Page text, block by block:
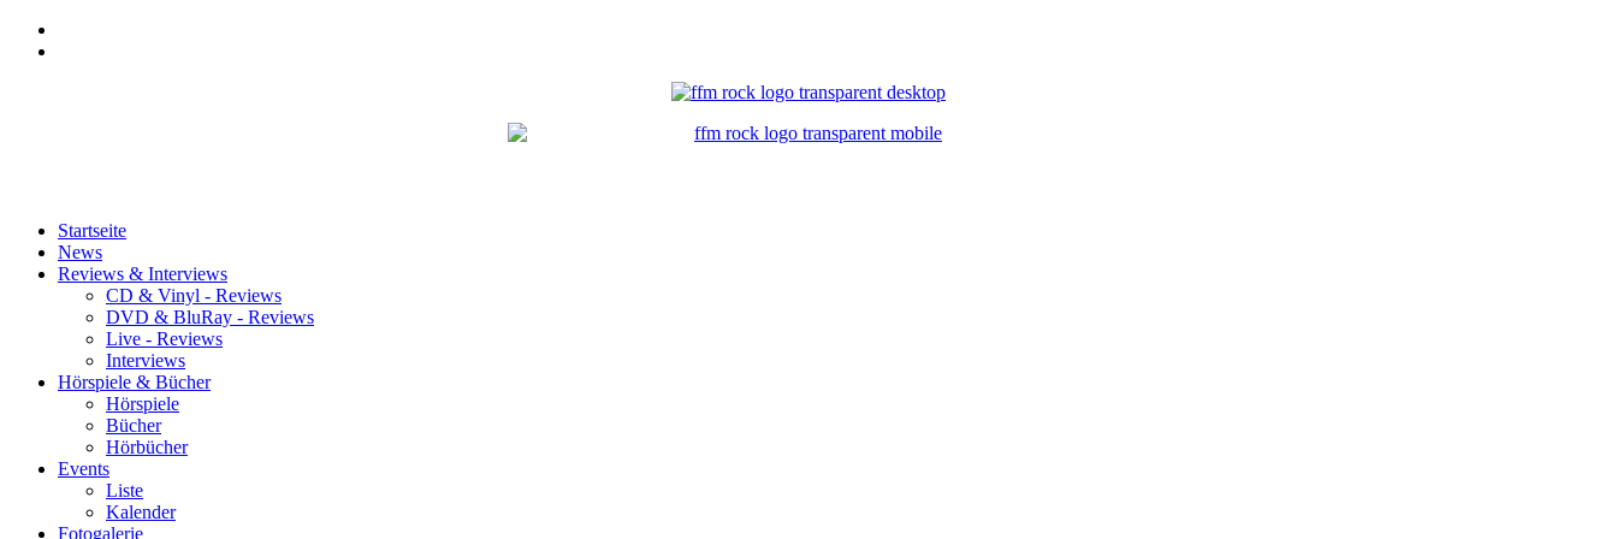
Startseite
News
Reviews & Interviews
CD & Vinyl - Reviews
DVD & BluRay - Reviews
Live - Reviews
Interviews
Hörspiele & Bücher
Hörspiele
Bücher
Hörbücher
Events
Liste
Kalender
Fotogalerie